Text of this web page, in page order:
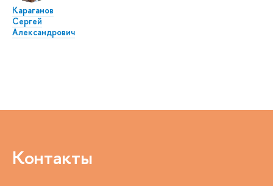
Караганов
Сергей
Александрович
Контакты